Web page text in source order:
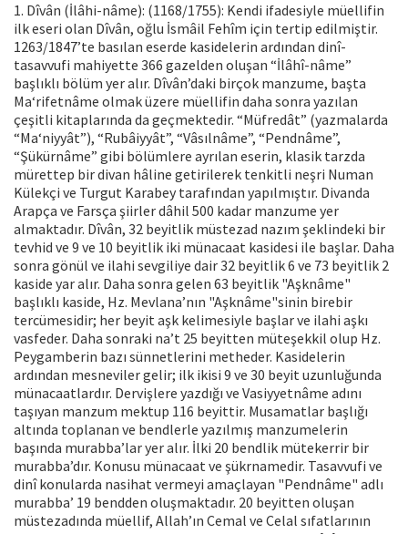
1. Dîvân (İlâhi-nâme): (1168/1755): Kendi ifadesiyle müellifin
ilk eseri olan Dîvân, oğlu İsmâil Fehîm için tertip edilmiştir.
1263/1847’te basılan eserde kasidelerin ardından dinî-
tasavvufi mahiyette 366 gazelden oluşan “İlâhî-nâme”
başlıklı bölüm yer alır. Dîvân’daki birçok manzume, başta
Ma‘rifetnâme olmak üzere müellifin daha sonra yazılan
çeşitli kitaplarında da geçmektedir. “Müfredât” (yazmalarda
“Ma‘niyyât”), “Rubâiyyât”, “Vâsılnâme”, “Pendnâme”,
“Şükürnâme” gibi bölümlere ayrılan eserin, klasik tarzda
mürettep bir divan hâline getirilerek tenkitli neşri Numan
Külekçi ve Turgut Karabey tarafından yapılmıştır. Divanda
Arapça ve Farsça şiirler dâhil 500 kadar manzume yer
almaktadır. Dîvân, 32 beyitlik müstezad nazım şeklindeki bir
tevhid ve 9 ve 10 beyitlik iki münacaat kasidesi ile başlar. Daha
sonra gönül ve ilahi sevgiliye dair 32 beyitlik 6 ve 73 beyitlik 2
kaside yar alır. Daha sonra gelen 63 beyitlik "Aşknâme"
başlıklı kaside, Hz. Mevlana’nın "Aşknâme"sinin birebir
tercümesidir; her beyit aşk kelimesiyle başlar ve ilahi aşkı
vasfeder. Daha sonraki na’t 25 beyitten müteşekkil olup Hz.
Peygamberin bazı sünnetlerini metheder. Kasidelerin
ardından mesneviler gelir; ilk ikisi 9 ve 30 beyit uzunluğunda
münacaatlardır. Dervişlere yazdığı ve Vasiyyetnâme adını
taşıyan manzum mektup 116 beyittir. Musamatlar başlığı
altında toplanan ve bendlerle yazılmış manzumelerin
başında murabba’lar yer alır. İlki 20 bendlik mütekerrir bir
murabba’dır. Konusu münacaat ve şükrnamedir. Tasavvufi ve
dinî konularda nasihat vermeyi amaçlayan "Pendnâme" adlı
murabba’ 19 bendden oluşmaktadır. 20 beyitten oluşan
müstezadında müellif, Allah’ın Cemal ve Celal sıfatlarının